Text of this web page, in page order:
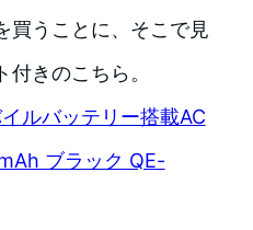
買うことに、そこで見
きのこちら。
ルバッテリー搭載AC
ブラック QE-